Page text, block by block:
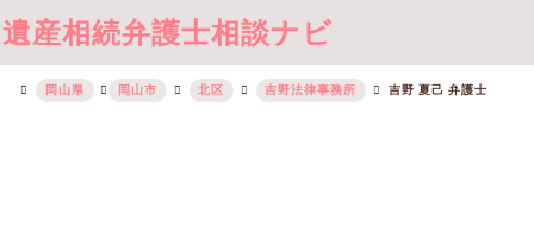
遺産相続弁護士相談ナビ
岡山県 岡山市 北区 吉野法律事務所 吉野 夏己 弁護士